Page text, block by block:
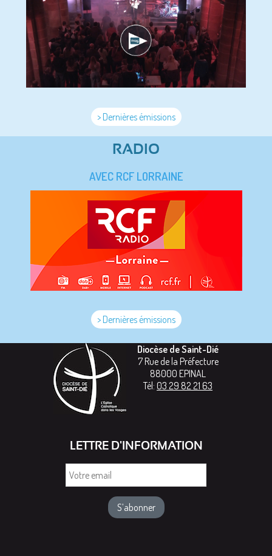
> Dernières émissions
RADIO
AVEC RCF LORRAINE
> Dernières émissions
Diocèse de Saint-Dié
7 Rue de la Préfecture
88000 EPINAL
Tél: 03 29 82 21 63
LETTRE D'INFORMATION